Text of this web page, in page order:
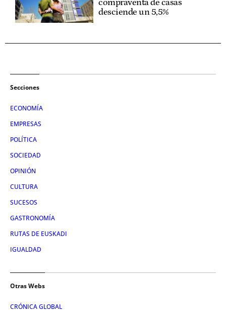
compraventa de casas
desciende un 5,5%
Secciones
ECONOMÍA
EMPRESAS
POLÍTICA
SOCIEDAD
OPINIÓN
CULTURA
SUCESOS
GASTRONOMÍA
RUTAS DE EUSKADI
IGUALDAD
Otras Webs
CRÓNICA GLOBAL